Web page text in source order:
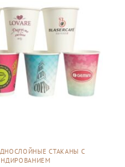
СТАКАНЫ С